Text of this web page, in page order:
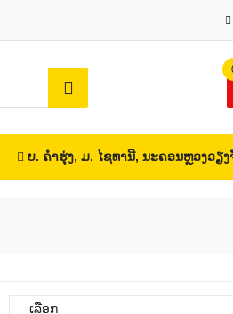
ບ. ຄຳຮຸ່ງ, ມ. ໄຊທານີ, ນະຄອນຫຼວງວຽ